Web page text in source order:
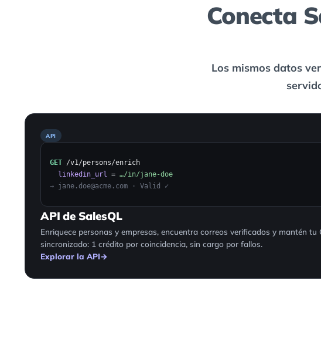
Conecta
Los mismos datos
API
GET /v1/persons/enrich
linkedin_url = …/in/jane-doe
→ jane.doe@acme.com · Valid ✓
API de SalesQL
Enriquece personas y empresas, encuentra correos verificados y mantén tu
sincronizado: 1 crédito por coincidencia, sin cargo por fallos.
Explorar la API→